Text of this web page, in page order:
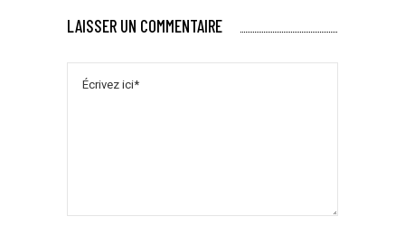
LAISSER UN COMMENTAIRE